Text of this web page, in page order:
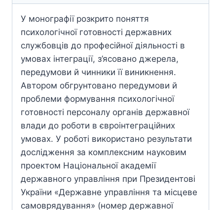
У монографії розкрито поняття
психологічної готовності державних
службовців до професійної діяльності в
умовах інтеграції, з’ясовано джерела,
передумови й чинники її виникнення.
Автором обгрунтовано передумови й
проблеми формування психологічної
готовності персоналу органів державної
влади до роботи в євроінтеграційних
умовах. У роботі використано результати
дослідження за комплексним науковим
проектом Національної академії
державного управління при Президентові
України «Державне управління та місцеве
самоврядування» (номер державної